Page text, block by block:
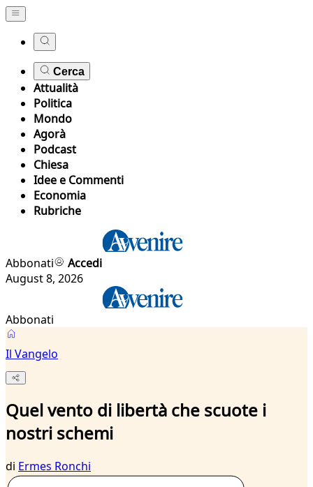
Cerca
Attualità
Politica
Mondo
Agorà
Podcast
Chiesa
Idee e Commenti
Economia
Rubriche
Abbonati
Accedi
August 8, 2026
Abbonati
Il Vangelo
Quel vento di libertà che scuote i
nostri schemi
di Ermes Ronchi